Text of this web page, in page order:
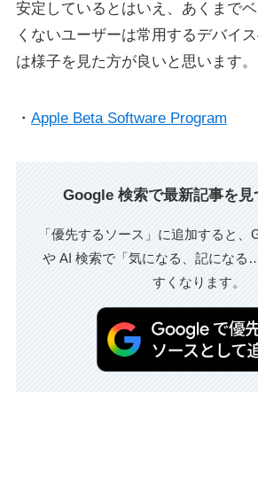
安定しているとはいえ、あくまで
くないユーザーは常用するデバイ
は様子を見た方が良いと思います。
・ Apple Beta Software Program
Google 検索で最新記事を見
「優先するソース」に追加すると、
や AI 検索で「気になる、記になる
すくなります。